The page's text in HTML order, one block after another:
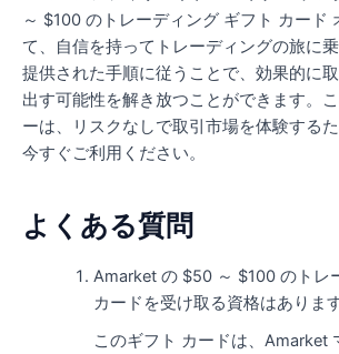
～ $100 のトレーディング ギフト カード
て、自信を持ってトレーディングの旅に乗
提供された手順に従うことで、効果的に
出す可能性を解き放つことができます。
ーは、リスクなしで取引市場を体験するた
今すぐご利用ください。
よくある質問
Amarket の $50 ～ $100 のトレ
カードを受け取る資格はありま
このギフト カードは、Amarket